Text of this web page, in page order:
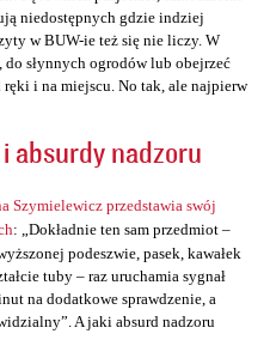
niedostępnych gdzie indziej
w BUW-ie też się nie liczy. W
słynnych ogrodów lub obejrzeć
i na miejscu. No tak, ale najpierw
absurdy nadzoru
Szymielewicz przedstawia swój
: „Dokładnie ten sam przedmiot –
podeszwie, pasek, kawałek
tuby – raz uruchamia sygnał
na dodatkowe sprawdzenie, a
A jaki absurd nadzoru